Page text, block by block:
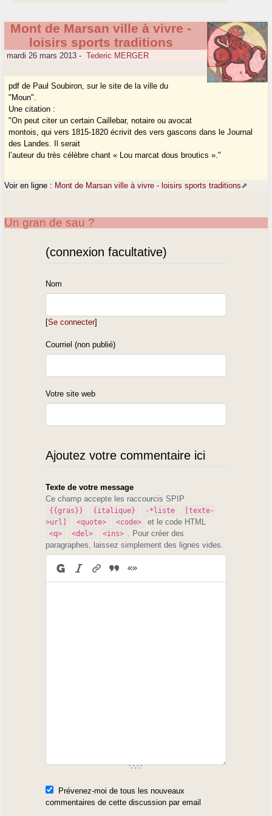
Mont de Marsan ville à vivre -
loisirs sports traditions
mardi 26 mars 2013 - Tederic MERGER
pdf de Paul Soubiron, sur le site de la ville du
"Moun".
Une citation :
"On peut citer un certain Caillebar, notaire ou avocat
montois, qui vers 1815-1820 écrivit des vers gascons dans le Journal
des Landes. Il serait
l’auteur du très célèbre chant « Lou marcat dous broutics »."
Voir en ligne : Mont de Marsan ville à vivre - loisirs sports traditions
Un gran de sau ?
(connexion facultative)
Nom
[Se connecter]
Courriel (non publié)
Votre site web
Ajoutez votre commentaire ici
Texte de votre message
Ce champ accepte les raccourcis SPIP
{{gras}} {italique} -*liste
[texte-
>url]
<quote> <code> et le code HTML
<q> <del> <ins>
. Pour créer des
paragraphes, laissez simplement des lignes vides.
Prévenez-moi de tous les nouveaux
commentaires de cette discussion par email